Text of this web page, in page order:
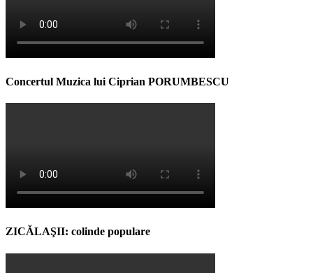
Concertul Muzica lui Ciprian PORUMBESCU
ZICĂLAŞII: colinde populare